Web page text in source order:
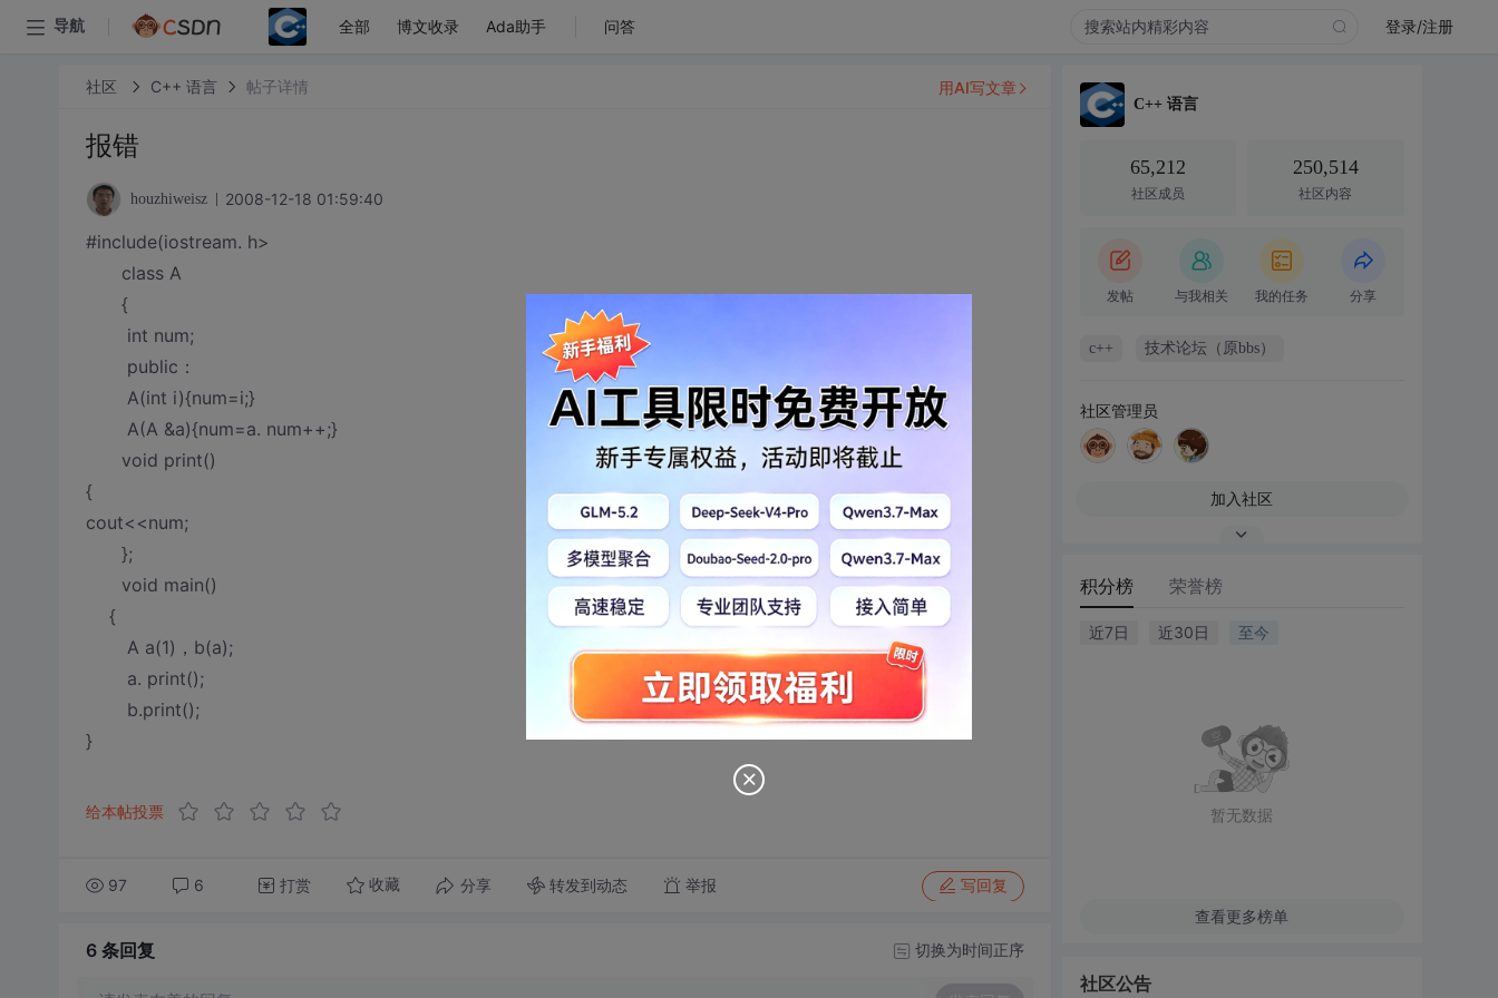
导航 全部 博文收录 Ada助手 问答 登录/注册
社区 C++ 语言 帖子详情
报错
houzhiweisz 2008-12-18 01:59:40
#include(iostream. h>
class A
{
int num;
public：
A(int i){num=i;}
A(A &a){num=a. num++;}
void print()
{
cout<<num;
};
void main()
{
A a(1)，b(a);
a. print();
b.print();
}
给本帖投票
97 6 打赏 收藏 分享 转发到动态 举报 写回复
用AI写文章
6 条回复 切换为时间正序
C++ 语言
65,212
社区成员
250,514
社区内容
发帖 与我相关 我的任务 分享
c++ 技术论坛（原bbs）
社区管理员
加入社区
积分榜 荣誉榜
近7日 近30日 至今
暂无数据
查看更多榜单
社区公告